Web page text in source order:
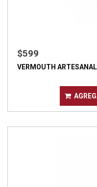
$599
VERMOUTH